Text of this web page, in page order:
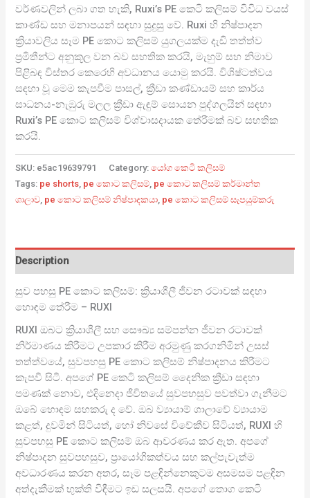
වර්ණවලින් ලබා ගත හැකි, Ruxi’s PE කෙටි කලිසම් විවිධ වයස්
කාණ්ඩ සහ මනාපයන් සඳහා සුදුසු වේ. Ruxi හි නිෂ්පාදන
ක්‍රියාවලිය සෑම PE කොට කලිසම් යුගලයක්ම දැඩි තත්ත්ව
ප්‍රමිතීන්ට අනුකූල වන බව සහතික කරයි, මැහුම් සහ නිමාව
පිළිබඳ විස්තර කෙරෙහි අවධානය යොමු කරයි. විශිෂ්ටත්වය
සඳහා වූ මෙම කැපවීම පාසල්, ක්‍රීඩා කණ්ඩායම් සහ කාර්ය
සාධනය-නැඹුරු මලල ක්‍රීඩා ඇඳුම් සොයන පුද්ගලයින් සඳහා
Ruxi’s PE කොට කලිසම් විශ්වාසදායක තේරීමක් බව සහතික
කරයි.
SKU: e5ac19639791 Category:යෝග කෙටි කලිසම්
Tags: pe shorts pe කොට කලිසම් pe කොට කලිසම් කර්මාන්ත
ශාලාව pe කොට කලිසම් නිෂ්පාදකයා pe කොට කලිසම් සැපයුම්කරු
Description
සුව පහසු PE කොට කලිසම්: ක්‍රියාශීලී ජීවන රටාවක් සඳහා
හොඳම තේරීම – RUXI
RUXI ඔබට ක්‍රියාශීලී සහ සෞඛ්‍ය සම්පන්න ජීවන රටාවක්
නිර්මාණය කිරීමට උපකාර කිරීම අරමුණු කරගනිමින් උසස්
තත්ත්වයේ, සුවපහසු PE කොට කලිසම් නිෂ්පාදනය කිරීමට
කැපවී සිටී. අපගේ PE කෙටි කලිසම් දෛනික ක්‍රීඩා සඳහා
පමණක් නොව, එදිනෙදා ජීවිතයේ සුවපහසුව පවත්වා ගැනීමට
ඔබේ හොඳම සහකරු ද වේ. ඔබ ව්‍යායාම් ශාලාවේ ව්‍යායාම
කළත්, දුවමින් සිටියත්, හෝ නිවසේ විවේකීව සිටියත්, RUXI හි
සුවපහසු PE කොට කලිසම් ඔබ ආවරණය කර ඇත. අපගේ
නිෂ්පාදන සුවපහසුව, ප්‍රායෝගිකත්වය සහ කල්පැවැත්ම
අවධාරණය කරන අතර, සෑම පළඳින්නෙකුටම අසමසම පළඳින
අත්දැකීමක් භුක්ති විඳීමට ඉඩ සලසයි. අපගේ තොග කෙටි